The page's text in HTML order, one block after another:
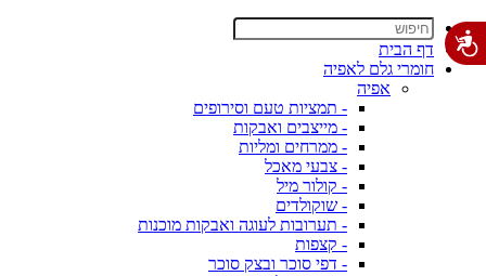
דף הבית
חומרי גלם לאפיה
אפיה
- תמציות טעם וסירופים
- מייצבים ואבקות
- ממרחים ומליות
- צבעי מאכל
- קולור מיל
- שוקולדים
- תערובות לעוגה ואבקות מוכנות
- קצפות
- דפי סוכר ובצק סוכר